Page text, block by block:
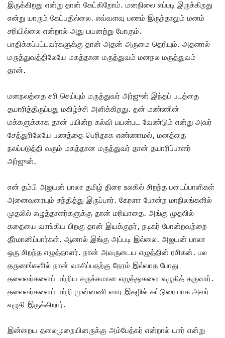
இருக்கிறது என்று தான் கேட்கிறோம். மனநிலை எப்படி இருக்கிறது
என்று யாரும் கேட்பதில்லை. எவ்வளவு பணம் இருந்தாலும் மனம்
சரியில்லை என்றால் அது பயனற்று போகும்.
பாதிக்கப்பட்டவர்களுக்கு தான் அதன் அருமை தெரியும். அதனால்
மருத்துவத்திலேயே மகத்தான மருத்துவம் மனநல மருத்துவம்
தான்.
மனநலத்தை சரி செய்யும் மருத்துவர் அர்ஜுன் இந்தப் படத்தை
தயாரித்திருப்பது மகிழ்ச்சி அளிக்கிறது. தன் மண்ணின்
மக்களுக்காக தான் பயின்ற கல்வி பயன்பட வேண்டும் என்று அவர்
சேத்துரிலேயே பணத்தை பெரிதாக எண்ணாமல், மனத்தை
நலப்படுத்தி வரும் மகத்தான மருத்துவர் தான் தயாரிப்பாளர்
அர்ஜுன்.
என் தம்பி அஜயன் பாலா தமிழ் திரை உலகில் சிறந்த படைப்பாளிகள்
அனைவரையும் சந்தித்து இருப்பார். கேரளா போன்ற மாநிலங்களில்
முதலில் எழுத்தாளர்களுக்கு தான் மரியாதை. அங்கு முதலில்
கதையை வாங்கிய பிறகு தான் இயக்குநர், நடிகர் போன்றவற்றை
தீர்மானிப்பார்கள். ஆனால் இங்கு அப்படி இல்லை. அஜயன் பாலா
ஒரு சிறந்த எழுத்தாளர். நான் அவருடைய எழுத்தின் ரசிகன். பல
தருணங்களில் நான் வாசிப்பதற்கு நேரம் இல்லாத போது
தலைவர்களைப் பற்றிய சுருக்கமான எழுத்துகளை எழுதித் தருவார்.
தலைவர்களைப் பற்றி முன்னணி வார இதழில் கட்டுரையாக அவர்
எழுதி இருக்கிறார்.
இன்றைய தலைமுறையினருக்கு அம்பேத்கர் என்றால் யார் என்று